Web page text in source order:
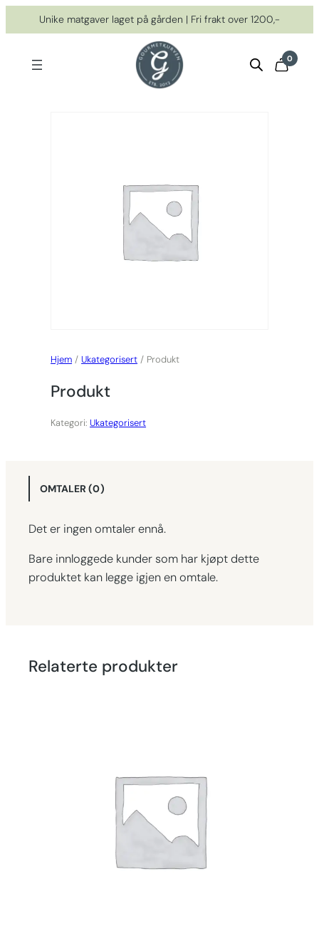
til
Unike matgaver laget på gården | Fri frakt over 1200,-
0
Hjem /Ukategorisert / Produkt
Produkt
Kategori:Ukategorisert
OMTALER (0)
Det er ingen omtaler ennå.
Bare innloggede kunder som har kjøpt dette
produktet kan legge igjen en omtale.
Relaterte produkter